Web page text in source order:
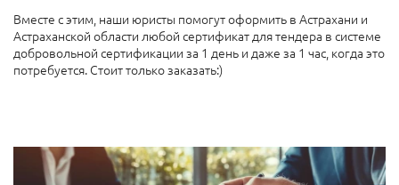
Вместе с этим, наши юристы помогут оформить в Астрахани и
Астраханской области любой сертификат для тендера в системе
добровольной сертификации за 1 день и даже за 1 час, когда это
потребуется. Стоит только заказать:)